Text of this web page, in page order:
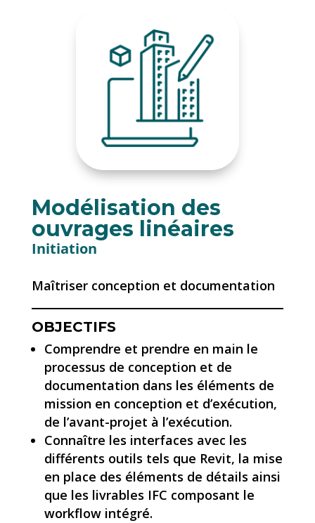
Modélisation des
ouvrages linéaires
Initiation
Maîtriser conception et documentation
OBJECTIFS
Comprendre et prendre en main le
processus de conception et de
documentation dans les éléments de
mission en conception et d’exécution,
de l’avant-projet à l’exécution.
Connaître les interfaces avec les
différents outils tels que Revit, la mise
en place des éléments de détails ainsi
que les livrables IFC composant le
workflow intégré.